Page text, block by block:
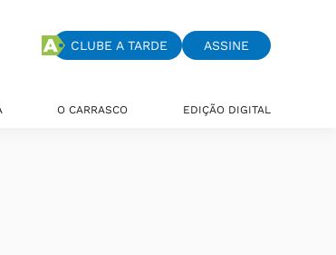
CLUBE A TARDE ASSINE
O CARRASCO EDIÇÃO DIGITAL